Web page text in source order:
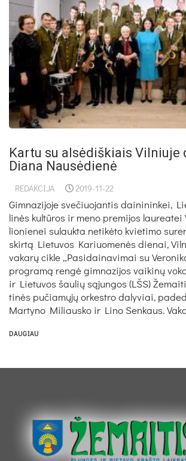
Kartu su alsėdiškiais Vilniuje
Diana Nausėdienė
REDAKCIJA 2019-11-22
Gim­na­zi­jo­je sve­čiuo­jan­tis dai­ni­nin­kei,
li­nės kul­tū­ros ir me­no pre­mi­jos
lio­nie­nei su­lauk­ta ne­ti­kė­to kvie­ti­mo
skir­tą Lie­tu­vos Ka­riuo­me­nės die­nai,
va­ka­rų cik­le „Pa­si­dai­na­vi­mai su
pro­gra­mą ren­gė gim­na­zi­jos vai­ki­nų
ir Lie­tu­vos šau­lių są­jun­gos (LŠS)
ti­nės pu­čia­mų­jų or­kest­ro da­ly­viai,
Mar­ty­no Mi­liaus­ko ir Li­no Sen­kaus.
DAUGIAU